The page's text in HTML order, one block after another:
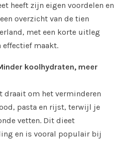
heeft zijn eigen voordelen en
overzicht van de tien
met een korte uitleg
effectief maakt.
koolhydraten, meer
draait om het verminderen
pasta en rijst, terwijl je
vetten. Dit dieet
en is vooral populair bij